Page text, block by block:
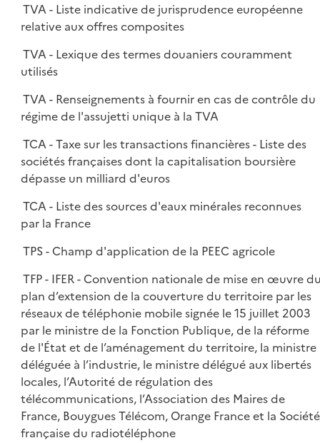
TVA - Liste indicative de jurisprudence européenne
relative aux offres composites
TVA - Lexique des termes douaniers couramment
utilisés
TVA - Renseignements à fournir en cas de contrôle du
régime de l'assujetti unique à la TVA
TCA - Taxe sur les transactions financières - Liste des
sociétés françaises dont la capitalisation boursière
dépasse un milliard d'euros
TCA - Liste des sources d'eaux minérales reconnues
par la France
TPS - Champ d'application de la PEEC agricole
TFP - IFER - Convention nationale de mise en œuvre
plan d’extension de la couverture du territoire par les
réseaux de téléphonie mobile signée le 15 juillet 2003
par le ministre de la Fonction Publique, de la réforme
de l'État et de l’aménagement du territoire, la ministre
déléguée à l’industrie, le ministre délégué aux libertés
locales, l’Autorité de régulation des
télécommunications, l’Association des Maires de
France, Bouygues Télécom, Orange France et la Société
française du radiotéléphone